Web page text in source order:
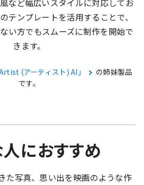
など幅広いスタイルに対応してお
テンプレートを活用することで、
い方でもスムーズに制作を開始で
きます。
Artist (アーティスト) AI」
の姉妹製品
です。
におすすめ
た写真、思い出を映画のような作